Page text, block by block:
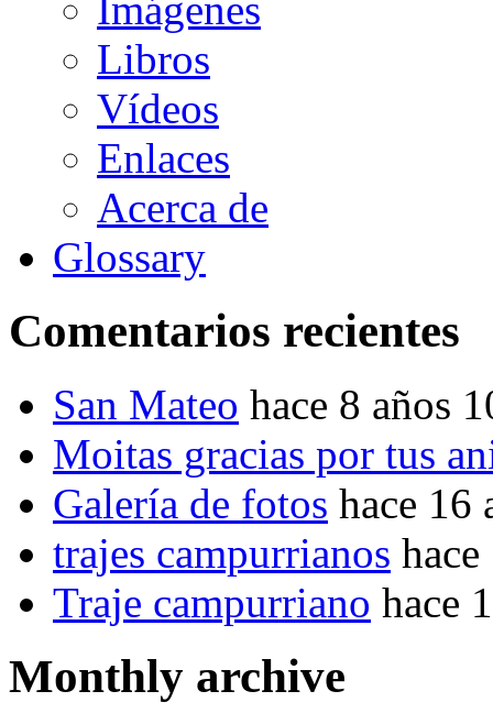
Imágenes
Libros
Vídeos
Enlaces
Acerca de
Glossary
Comentarios recientes
San Mateo hace 8 años
Moitas gracias por tus
Galería de fotos hace 16
trajes campurrianos
Traje campurriano hace
Monthly archive